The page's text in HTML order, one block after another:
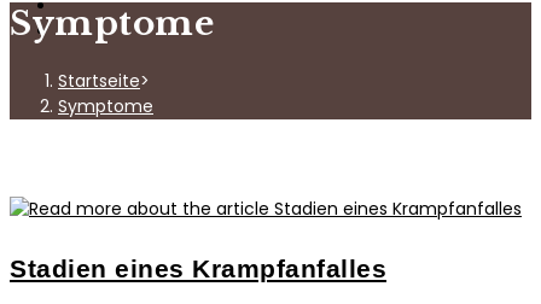
Symptome
Startseite>
Symptome
Stadien eines Krampfanfalles